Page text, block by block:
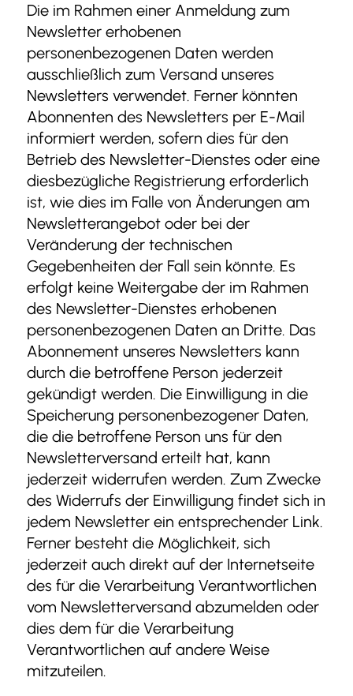
Die im Rahmen einer Anmeldung zum
Newsletter erhobenen
personenbezogenen Daten werden
ausschließlich zum Versand unseres
Newsletters verwendet. Ferner könnten
Abonnenten des Newsletters per E-Mail
informiert werden, sofern dies für den
Betrieb des Newsletter-Dienstes oder eine
diesbezügliche Registrierung erforderlich
ist, wie dies im Falle von Änderungen am
Newsletterangebot oder bei der
Veränderung der technischen
Gegebenheiten der Fall sein könnte. Es
erfolgt keine Weitergabe der im Rahmen
des Newsletter-Dienstes erhobenen
personenbezogenen Daten an Dritte. Das
Abonnement unseres Newsletters kann
durch die betroffene Person jederzeit
gekündigt werden. Die Einwilligung in die
Speicherung personenbezogener Daten,
die die betroffene Person uns für den
Newsletterversand erteilt hat, kann
jederzeit widerrufen werden. Zum Zwecke
des Widerrufs der Einwilligung findet sich in
jedem Newsletter ein entsprechender Link.
Ferner besteht die Möglichkeit, sich
jederzeit auch direkt auf der Internetseite
des für die Verarbeitung Verantwortlichen
vom Newsletterversand abzumelden oder
dies dem für die Verarbeitung
Verantwortlichen auf andere Weise
mitzuteilen.